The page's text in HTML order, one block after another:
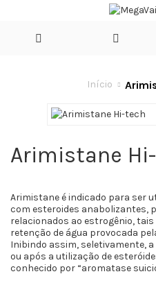
Início
Arimistane
Arimistane é indicado para ser
com esteroides anabolizantes,
relacionados ao estrogênio,
retenção de água provocada
Inibindo assim, seletivamente,
ou após a utilização de
conhecido por “aromatase